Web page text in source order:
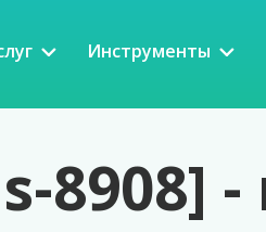
Инструменты
8908]